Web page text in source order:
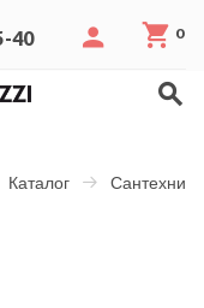
40 0
Каталог Сантехника